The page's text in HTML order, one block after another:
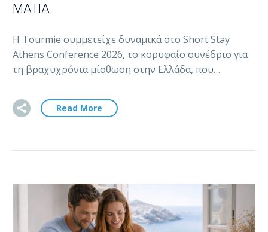
ΜΑΤΙΆ
Η Tourmie συμμετείχε δυναμικά στο Short Stay
Athens Conference 2026, το κορυφαίο συνέδριο για
τη βραχυχρόνια μίσθωση στην Ελλάδα, που…
Read More